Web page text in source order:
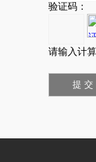
验证码：
请输入计